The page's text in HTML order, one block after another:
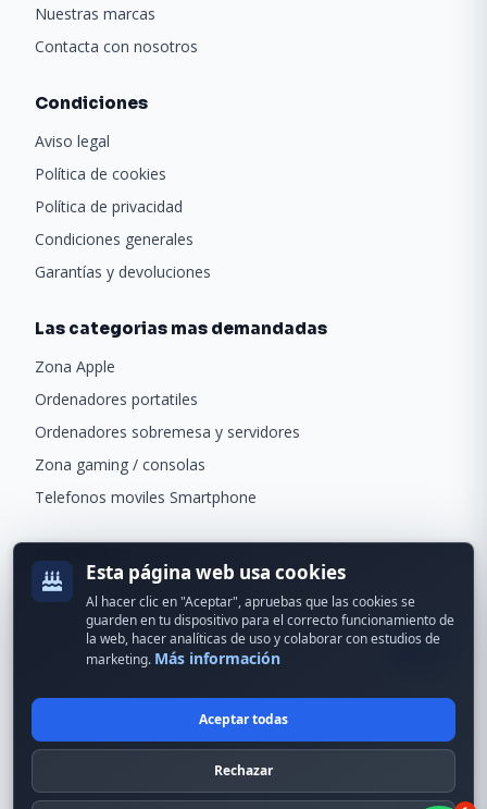
Nuestras marcas
Contacta con nosotros
Condiciones
Aviso legal
Política de cookies
Política de privacidad
Condiciones generales
Garantías y devoluciones
Las categorias mas demandadas
Zona Apple
Ordenadores portatiles
Ordenadores sobremesa y servidores
Zona gaming / consolas
Telefonos moviles Smartphone
Recibe ofertas exclusivas y novedades.
© 2024 Erson Tecnología. Todos los derechos reservados.
Política de privacidad
Esta página web usa cookies
Al hacer clic en "Aceptar", apruebas que las cookies se
guarden en tu dispositivo para el correcto funcionamiento de
la web, hacer analíticas de uso y colaborar con estudios de
marketing. Más información
Aceptar todas
Rechazar